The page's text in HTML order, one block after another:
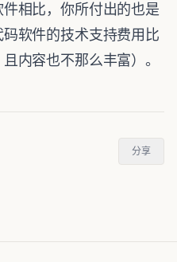
相比，你所付出的也是
软件的技术支持费用比
内容也不那么丰富）。
分享